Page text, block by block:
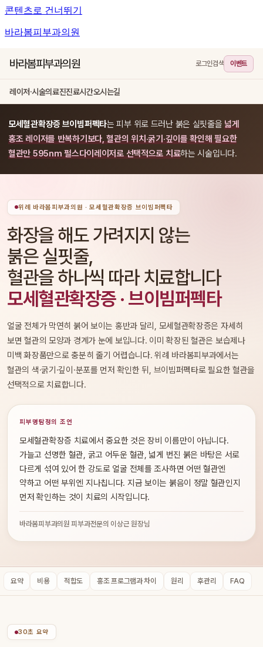
콘텐츠로 건너뛰기
바라봄피부과의원
바라봄피부과의원 로그인검색 이벤트
레이저·시술의료진진료시간오시는길
모세혈관확장증 브이빔퍼펙타는 피부 위로 드러난 붉은 실핏줄을 넓게
홍조 레이저를 반복하기보다, 혈관의 위치·굵기·깊이를 확인해 필요한
혈관만 595nm 펄스다이레이저로 선택적으로 치료하는 시술입니다.
위례 바라봄피부과의원 · 모세혈관확장증 브이빔퍼펙타
화장을 해도 가려지지 않는
붉은 실핏줄,
혈관을 하나씩 따라 치료합니다
모세혈관확장증 · 브이빔퍼펙타
얼굴 전체가 막연히 붉어 보이는 홍반과 달리, 모세혈관확장증은 자세히
보면 혈관의 모양과 경계가 눈에 보입니다. 이미 확장된 혈관은 보습제나
미백 화장품만으로 충분히 줄기 어렵습니다. 위례 바라봄피부과에서는
혈관의 색·굵기·깊이·분포를 먼저 확인한 뒤, 브이빔퍼펙타로 필요한 혈관을
선택적으로 치료합니다.
피부명탐정의 조언
모세혈관확장증 치료에서 중요한 것은 장비 이름만이 아닙니다.
가늘고 선명한 혈관, 굵고 어두운 혈관, 넓게 번진 붉은 바탕은 서로
다르게 섞여 있어 한 강도로 얼굴 전체를 조사하면 어떤 혈관엔
약하고 어떤 부위엔 지나칩니다. 지금 보이는 붉음이 정말 혈관인지
먼저 확인하는 것이 치료의 시작입니다.
바라봄피부과의원 피부과전문의 이상근 원장님
요약 비용 적합도 홍조 프로그램과 차이 원리 후관리 FAQ
30초 요약